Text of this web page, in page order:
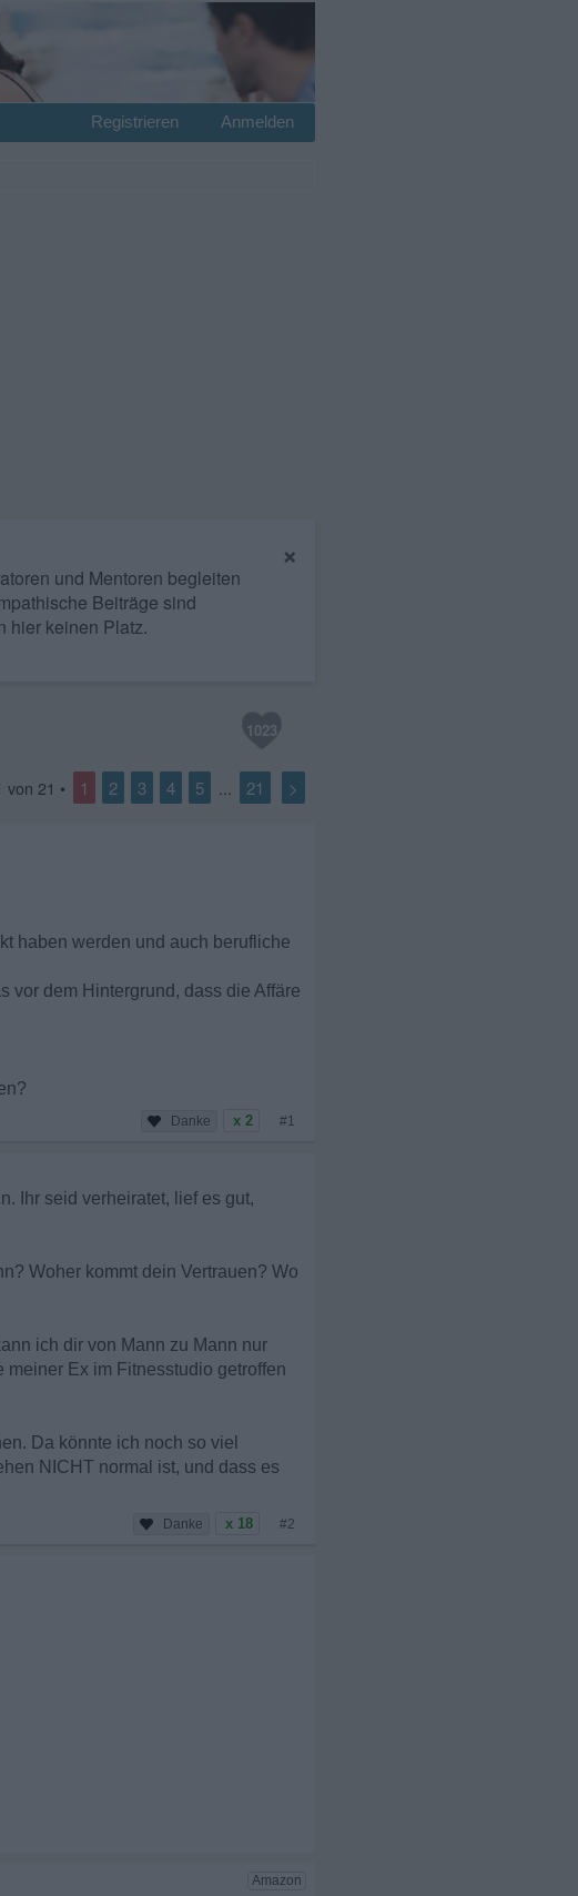
Anmelden
Registrieren
×
und Mentoren begleiten
Beiträge sind
hier keinen Platz.
1023
von 21 • 1 2 3 4 5 ... 21 >
haben werden und auch berufliche
vor dem Hintergrund, dass die Affäre
x 2 #1
Ihr seid verheiratet, lief es gut,
Woher kommt dein Vertrauen? Wo
ich dir von Mann zu Mann nur
Ex im Fitnesstudio getroffen
Da könnte ich noch so viel
NICHT normal ist, und dass es
x 18 #2